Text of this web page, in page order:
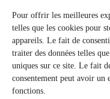
Pour offrir les meilleures
telles que les cookies pour
appareils. Le fait de
traiter des données telles
uniques sur ce site. Le fait
consentement peut avoir un
fonctions.